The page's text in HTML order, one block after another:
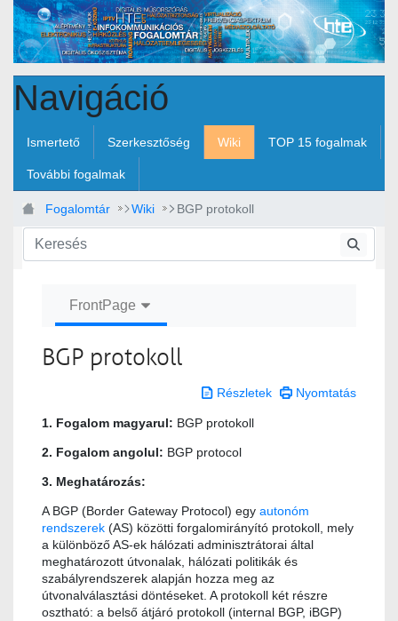
Ugrás a fő tartalomhoz
Navigáció
Ismertető Szerkesztőség Wiki TOP 15 fogalmak
További fogalmak
Fogalomtár Wiki BGP protokoll
FrontPage
BGP protokoll
Részletek Nyomtatás
1. Fogalom magyarul: BGP protokoll
2. Fogalom angolul: BGP protocol
3. Meghatározás:
A BGP (Border Gateway Protocol) egy autonóm
rendszerek (AS) közötti forgalomirányító protokoll, mely
a különböző AS-ek hálózati adminisztrátorai által
meghatározott útvonalak, hálózati politikák és
szabályrendszerek alapján hozza meg az
útvonalválasztási döntéseket. A protokoll két részre
osztható: a belső átjáró protokoll (internal BGP, iBGP)